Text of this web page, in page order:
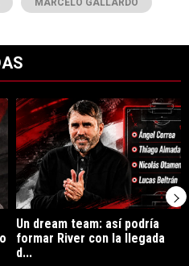
MARCELO GALLARDO
"River cierra acuerdo con
Un artículo de tendencia con el
Un dream team: así podría
formar River con la llegada
d...